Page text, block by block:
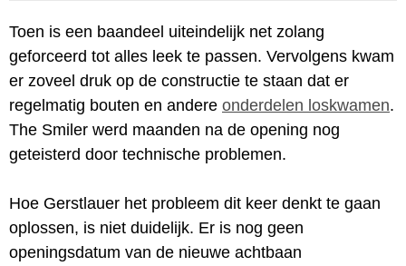
Toen is een baandeel uiteindelijk net zolang
geforceerd tot alles leek te passen. Vervolgens kwam
er zoveel druk op de constructie te staan dat er
regelmatig bouten en andere onderdelen loskwamen.
The Smiler werd maanden na de opening nog
geteisterd door technische problemen.
Hoe Gerstlauer het probleem dit keer denkt te gaan
oplossen, is niet duidelijk. Er is nog geen
openingsdatum van de nieuwe achtbaan